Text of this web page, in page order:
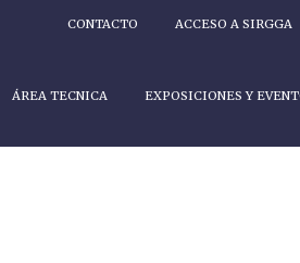
CONTACTO ACCESO A SIRGGA
ÁREA TECNICA EXPOSICIONES Y